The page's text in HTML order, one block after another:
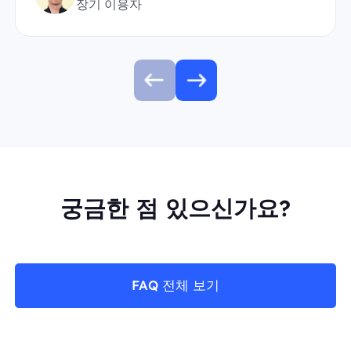
장기 이용자
궁금한 점 있으신가요?
FAQ 전체 보기